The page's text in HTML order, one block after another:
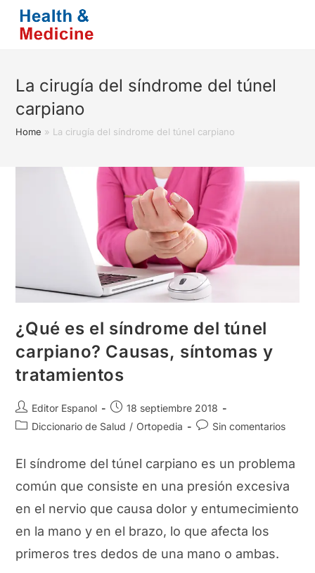
Saltar
contenido
La cirugía del síndrome del túnel
carpiano
Home » La cirugía del síndrome del túnel carpiano
¿Qué es el síndrome del túnel
carpiano? Causas, síntomas y
tratamientos
Autor
de
Editor Espanol
Publicación
de
18 septiembre 2018
Categoría
entrada:
Diccionario de Salud / Ortopedia
Comentarios
entrada:
Sin comentarios
El síndrome del túnel carpiano es un problema
común que consiste en una presión excesiva
en el nervio que causa dolor y entumecimiento
en la mano y en el brazo, lo que afecta los
primeros tres dedos de una mano o ambas.